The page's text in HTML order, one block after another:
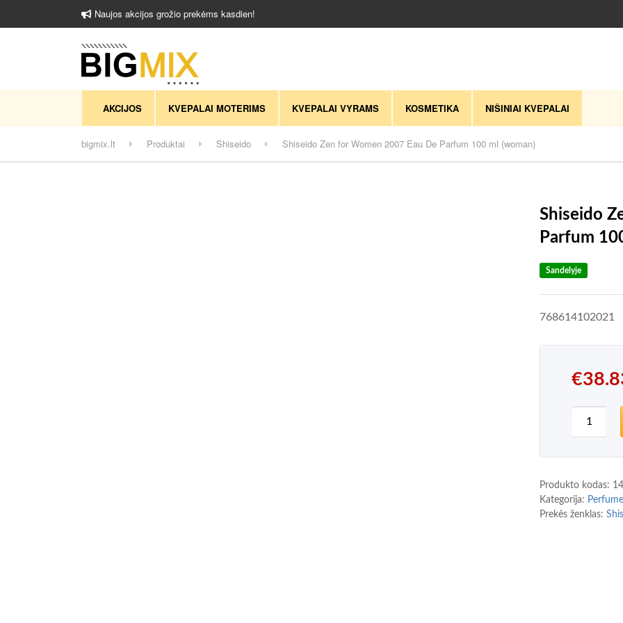
Naujos akcijos grožio prekėms kasdien!
AKCIJOS KVEPALAI MOTERIMS KVEPALAI VYRAMS KOSMETIKA NIŠINIAI KVEPALAI
bigmix.lt Produktai Shiseido Shiseido Zen for Women 2007 Eau De Parfum 100 ml (woman)
Shiseido
Parfum
Sandelyje
768614102021
€
Produkto kodas:
Kategorija:
Prekės ženklas: